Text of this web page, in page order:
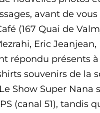
avant de
(167 Quai de
Eric
répondu présents à
souvenirs de la
Show Super Nana
(canal 51), tandis